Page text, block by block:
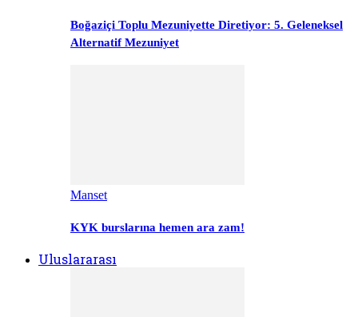
Boğaziçi Toplu Mezuniyette Diretiyor: 5. Geleneksel
Alternatif Mezuniyet
Manset
KYK burslarına hemen ara zam!
Uluslararası